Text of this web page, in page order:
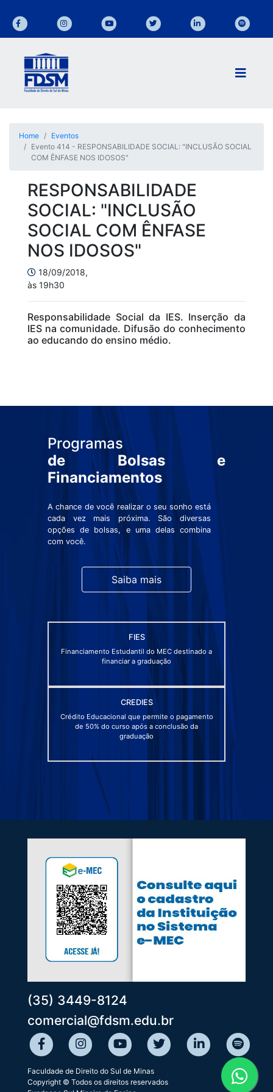
Home
Eventos
Evento 414 - RESPONSABILIDADE SOCIAL: "INCLUSÃO SOCIAL
COM ÊNFASE NOS IDOSOS"
RESPONSABILIDADE
SOCIAL: "INCLUSÃO
SOCIAL COM ÊNFASE
NOS IDOSOS"
18/09/2018,
às 19h30
Responsabilidade Social da IES. Inserção da
IES na comunidade. Difusão do conhecimento
ao educando do ensino médio.
Programas
de Bolsas e
Financiamentos
A chance de você realizar o seu sonho está
cada vez mais próxima. São diversas
opções de bolsas, e uma delas combina
com você.
Saiba mais
FIES
Financiamento Estudantil do MEC destinado a
financiar a graduação
CREDIES
Crédito Educacional que permite o pagamento
de 50% do curso após a conclusão da
graduação
(35) 3449-8124
comercial@fdsm.edu.br
Faculdade de Direito do Sul de Minas
Copyright © Todos os direitos reservados